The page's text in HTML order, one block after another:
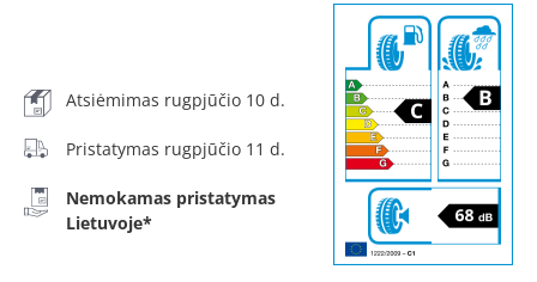
Atsiėmimas rugpjūčio 10 d.
Pristatymas rugpjūčio 11 d.
Nemokamas pristatymas
Lietuvoje*